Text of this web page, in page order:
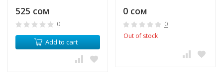
525 сом
0
Add to cart
0 сом
0
Out of stock